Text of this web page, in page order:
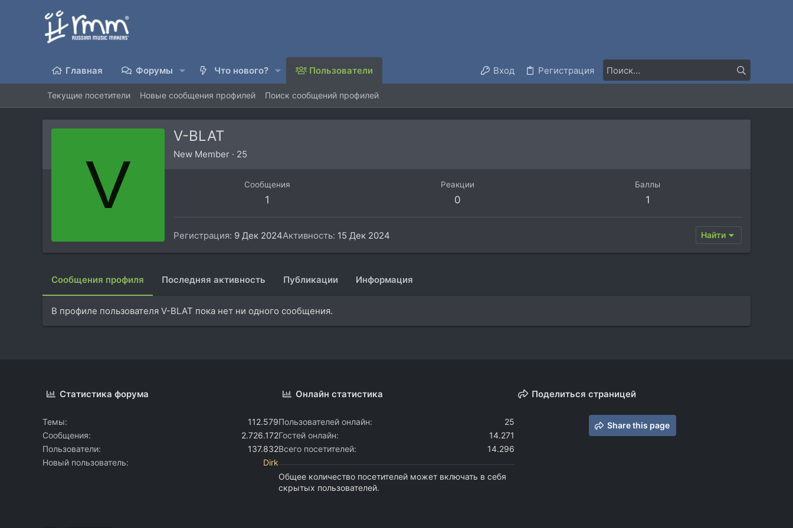
Главная Форумы Что нового? Пользователи Вход Регистрация
Текущие посетители Новые сообщения профилей Поиск сообщений профилей
V
V-BLAT
New Member · 25
Сообщения
1
Реакции
0
Баллы
1
Регистрация 9 Дек 2024Активность 15 Дек 2024 Найти
Сообщения профиля Последняя активность Публикации Информация
В профиле пользователя V-BLAT пока нет ни одного сообщения.
Статистика форума
Темы
112.579
Сообщения
2.726.172
Пользователи
137.832
Новый пользователь
Dirk
Онлайн статистика
Пользователей онлайн
25
Гостей онлайн
14.271
Всего посетителей
14.296
Общее количество посетителей может включать в себя
скрытых пользователей.
Поделиться страницей
Share this page